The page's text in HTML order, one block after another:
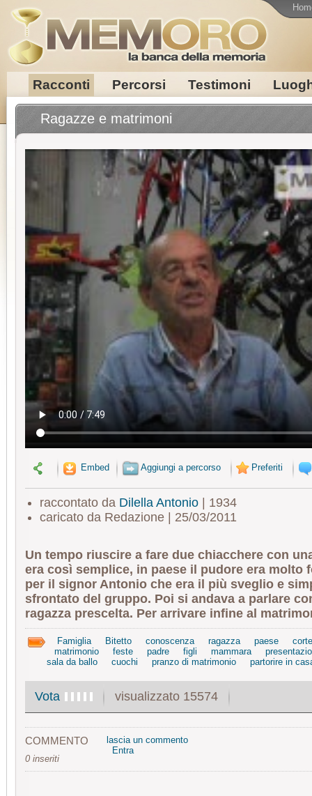
Racconti Percorsi Testimoni
Ragazze e matrimoni
Embed Aggiungi a percorso Preferiti
raccontato da Dilella Antonio| 1934
caricato da Redazione | 25/03/2011
Un tempo riuscire a fare due chiacchere con
era così semplice, in paese il pudore era molto
per il signor Antonio che era il più sveglio e
sfrontato del gruppo. Poi si andava a parlare
ragazza prescelta. Per arrivare infine al
Famiglia Bitetto conoscenza ragazza paese
matrimonio
feste padre figli mammara
sala da ballo
cuochi pranzo di matrimonio partorire in
Vota visualizzato 15574
COMMENTO
0 inseriti
lascia un commento
Entra